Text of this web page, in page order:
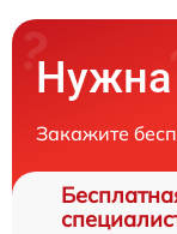
Нужна
Закажите